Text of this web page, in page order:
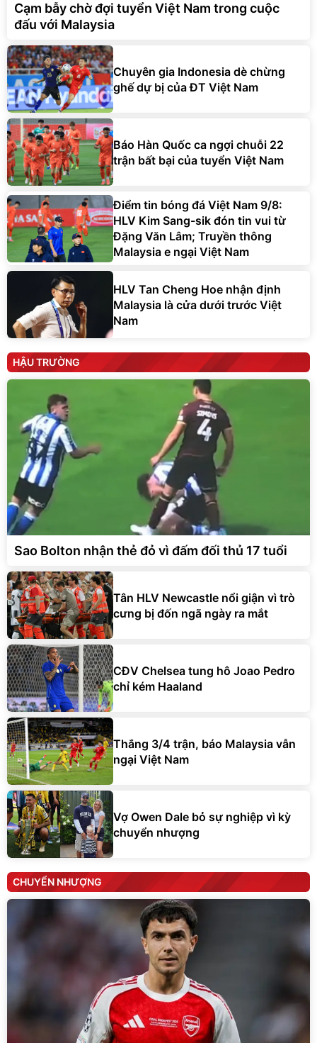
Cạm bẫy chờ đợi tuyển Việt Nam trong cuộc
đấu với Malaysia
Chuyên gia Indonesia dè chừng
ghế dự bị của ĐT Việt Nam
Báo Hàn Quốc ca ngợi chuỗi 22
trận bất bại của tuyển Việt Nam
Điểm tin bóng đá Việt Nam 9/8:
HLV Kim Sang-sik đón tin vui từ
Đặng Văn Lâm; Truyền thông
Malaysia e ngại Việt Nam
HLV Tan Cheng Hoe nhận định
Malaysia là cửa dưới trước Việt
Nam
HẬU TRƯỜNG
Sao Bolton nhận thẻ đỏ vì đấm đối thủ 17 tuổi
Tân HLV Newcastle nổi giận vì trò
cưng bị đốn ngã ngày ra mắt
CĐV Chelsea tung hô Joao Pedro
chỉ kém Haaland
Thắng 3/4 trận, báo Malaysia vẫn
ngại Việt Nam
Vợ Owen Dale bỏ sự nghiệp vì kỳ
chuyển nhượng
CHUYỂN NHƯỢNG